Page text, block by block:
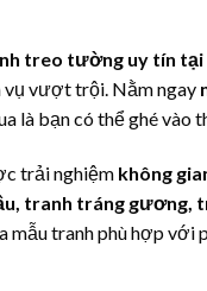
treo tường uy tín tại
vụ vượt trội. Nằm ngay
là bạn có thể ghé vào
trải nghiệm không
tranh tráng gương,
tranh phù hợp với